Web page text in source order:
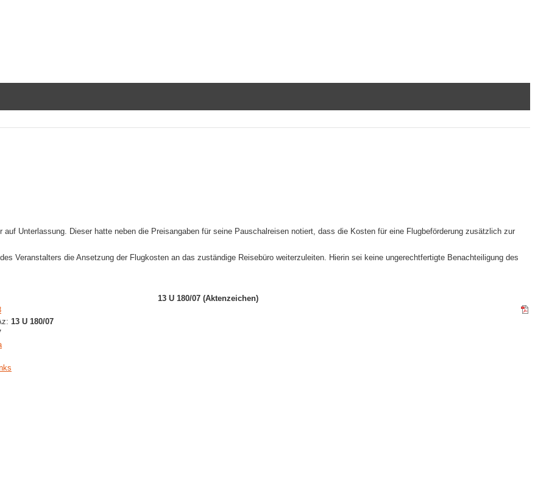
Unterlassung. Dieser hatte neben die Preisangaben für seine Pauschalreisen notiert, dass die Kosten für eine Flugbeförderung zusätzlich zur
Veranstalters die Ansetzung der Flugkosten an das zuständige Reisebüro weiterzuleiten. Hierin sei keine ungerechtfertigte Benachteiligung des
13 U 180/07 (Aktenzeichen)
13 U 180/07